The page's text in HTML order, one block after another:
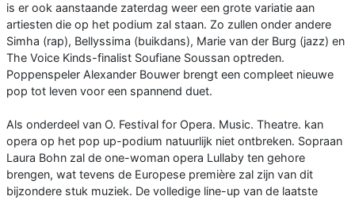
is er ook aanstaande zaterdag weer een grote variatie aan
artiesten die op het podium zal staan. Zo zullen onder andere
Simha (rap), Bellyssima (buikdans), Marie van der Burg (jazz) en
The Voice Kinds-finalist Soufiane Soussan optreden.
Poppenspeler Alexander Bouwer brengt een compleet nieuwe
pop tot leven voor een spannend duet.
Als onderdeel van O. Festival for Opera. Music. Theatre. kan
opera op het pop up-podium natuurlijk niet ontbreken. Sopraan
Laura Bohn zal de one-woman opera Lullaby ten gehore
brengen, wat tevens de Europese première zal zijn van dit
bijzondere stuk muziek. De volledige line-up van de laatste